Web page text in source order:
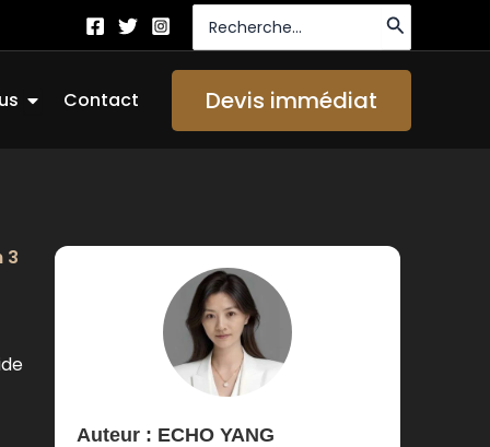
Recherche
de
Ouvrir About Us
Contact Devis immédiat
3
Auteur : ECHO YANG